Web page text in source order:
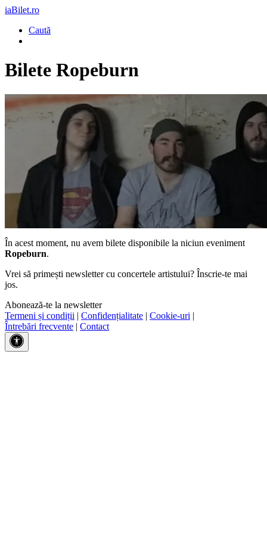
iaBilet.ro
Caută
Bilete Ropeburn
În acest moment, nu avem bilete disponibile la niciun eveniment
Ropeburn.
Vrei să primești newsletter cu concertele artistului? Înscrie-te mai
jos.
Abonează-te la newsletter
Termeni și condiții | Confidențialitate | Cookie-uri |
Întrebări frecvente | Contact